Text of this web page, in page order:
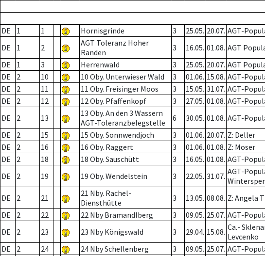
DE
1 1 Hornisgrinde 3 25.05. 20.07. AGT-
DE
1 2
AGT Toleranz Hoher
Randen
3 16.05. 01.08. AGT
DE
1 3 Herrenwald 3 25.05. 20.07. AGT
DE
2 10 10 Oby. Unterwieser Wald 3 01.06. 15.08. AGT-
DE
2 11 11 Oby. Freisinger Moos 3 15.05. 31.07. AGT-
DE
2 12 12 Oby. Pfaffenkopf 3 27.05. 01.08. AGT-
DE
2 13
13 Oby. An den 3 Wassern
AGT-Toleranzbelegstelle
6 30.05. 01.08. AGT-
DE
2 15 15 Oby. Sonnwendjoch 3 01.06. 20.07. Z: Deller
DE
2 16 16 Oby. Raggert 3 01.06. 01.08. Z: Moser
DE
2 18 18 Oby. Sauschütt 3 16.05. 01.08. AGT-
DE
2 19 19 Oby. Wendelstein 3 22.05. 31.07. AGT-
DE 2 21
21 Nby. Rachel-
Diensthütte
3 13.05. 08.08. Z: Angela
DE
2 22 22 Nby Bramandlberg 3 09.05. 25.07. AGT-
DE
2 23 23 Nby Königswald 3 29.04. 15.08. Ca.-
Levcenko
DE
2 24 24 Nby Schellenberg 3 09.05. 25.07. AGT-